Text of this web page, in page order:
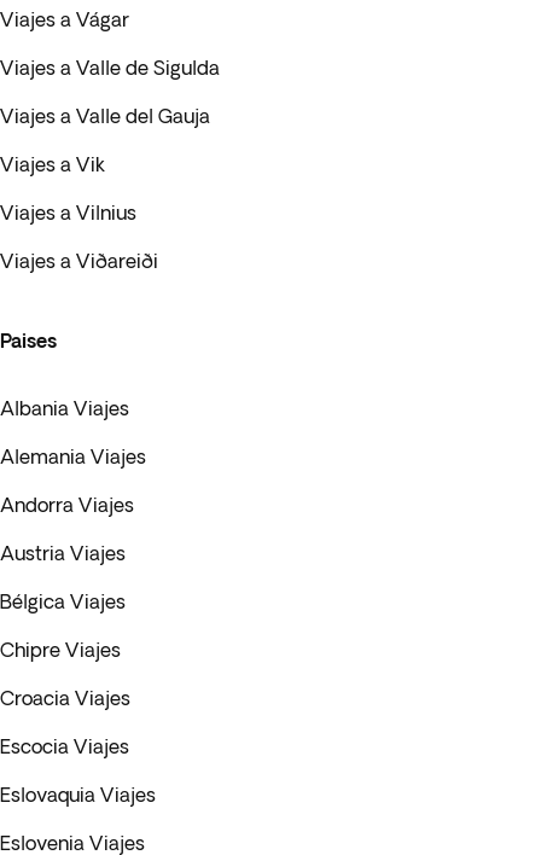
Viajes a Vágar
Viajes a Valle de Sigulda
Viajes a Valle del Gauja
Viajes a Vik
Viajes a Vilnius
Viajes a Viðareiði
Paises
Albania Viajes
Alemania Viajes
Andorra Viajes
Austria Viajes
Bélgica Viajes
Chipre Viajes
Croacia Viajes
Escocia Viajes
Eslovaquia Viajes
Eslovenia Viajes